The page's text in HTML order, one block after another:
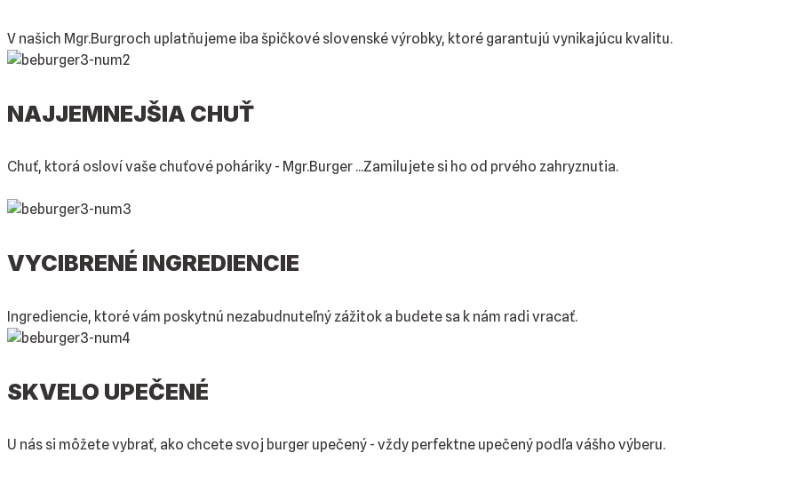
V našich Mgr.Burgroch uplatňujeme iba špičkové slovenské výrobky, ktoré garantujú vynikajúcu kvalitu.
NAJJEMNEJŠIA CHUŤ
Chuť, ktorá osloví vaše chuťové poháriky - Mgr.Burger ...Zamilujete si ho od prvého zahryznutia.
VYCIBRENÉ INGREDIENCIE
Ingrediencie, ktoré vám poskytnú nezabudnuteľný zážitok a budete sa k nám radi vracať.
SKVELO UPEČENÉ
U nás si môžete vybrať, ako chcete svoj burger upečený - vždy perfektne upečený podľa vášho výberu.